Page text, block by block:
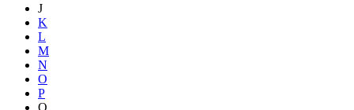
J
K
L
M
N
O
P
Q